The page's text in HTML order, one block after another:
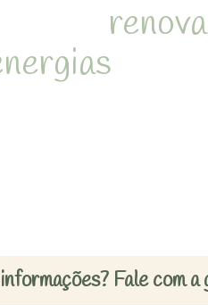
Fale com a